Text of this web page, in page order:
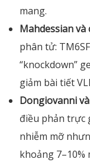
mang.
Mahdessian và
phân tử:
“knockdown”
giảm bài tiết
Dongiovanni
điều phản trực
nhiễm mỡ
khoảng 7–10%